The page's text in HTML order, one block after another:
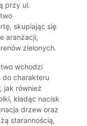
przy ul.
skupiając się
aranżacji,
zielonych.
wchodzi
do charakteru
jak również
kładąc nacisk
drzew oraz
starannością,